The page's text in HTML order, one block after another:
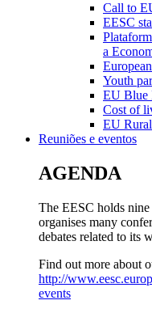
Call to
EESC
a
Youth
EU Blue
Cost of
EU
Reuniões e eventos
AGENDA
The EESC holds nine
organises many
debates related to its
Find out more about
http://
events